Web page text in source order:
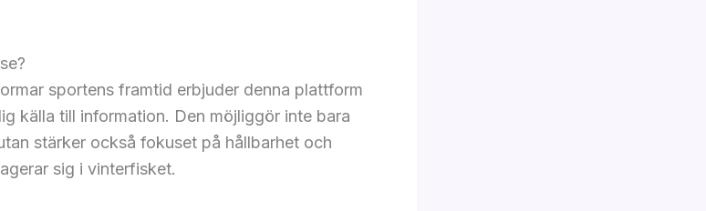
sportens framtid erbjuder denna plattform
källa till information. Den möjliggör inte bara
stärker också fokuset på hållbarhet och
sig i vinterfisket.